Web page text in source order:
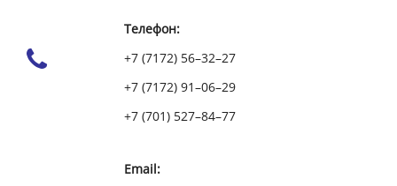
Телефон:
+7 (7172) 56–32–27
+7 (7172) 91–06–29
+7 (701) 527–84–77
Email: